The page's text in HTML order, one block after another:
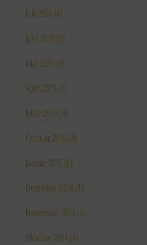
Juli 2015 (4)
Juni 2015 (4)
Mai 2015 (4)
April 2015 (4)
März 2015 (4)
Februar 2015 (4)
Januar 2015 (6)
Dezember 2014 (1)
November 2014 (4)
Oktober 2014 (4)